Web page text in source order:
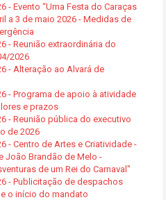
- Evento “Uma Festa do Caraças
a 3 de maio 2026 - Medidas de
- Reunião extraordinária do
2026
- Alteração ao Alvará de
- Programa de apoio à atividade
e prazos
- Reunião pública do executivo
de 2026
- Centro de Artes e Criatividade -
João Brandão de Melo -
de um Rei do Carnaval"
- Publicitação de despachos
o início do mandato